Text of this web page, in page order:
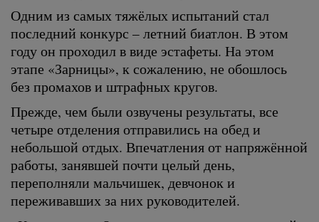
Одним из самых тяжёлых испытаний стал
последний конкурс – летний биатлон. В этом
году он проходил в виде эстафеты. На этом
этапе «Зарницы», к сожалению, не обошлось
без промахов и штрафных кругов.
Прежде, чем были озвучены результаты, все
четыре отделения отправились на обед и
небольшой отдых. Впечатления от напряжённой
работы, занявшей почти целый день,
переполняли мальчишек, девчонок и
переживавших за них руководителей.